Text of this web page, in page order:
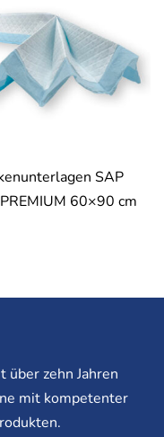
SAP
60×90 cm
über zehn Jahren
mit kompetenter